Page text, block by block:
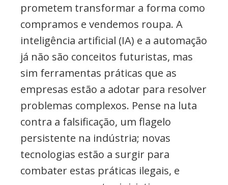
prometem transformar a forma como
compramos e vendemos roupa. A
inteligência artificial (IA) e a automação
já não são conceitos futuristas, mas
sim ferramentas práticas que as
empresas estão a adotar para resolver
problemas complexos. Pense na luta
contra a falsificação, um flagelo
persistente na indústria; novas
tecnologias estão a surgir para
combater estas práticas ilegais, e